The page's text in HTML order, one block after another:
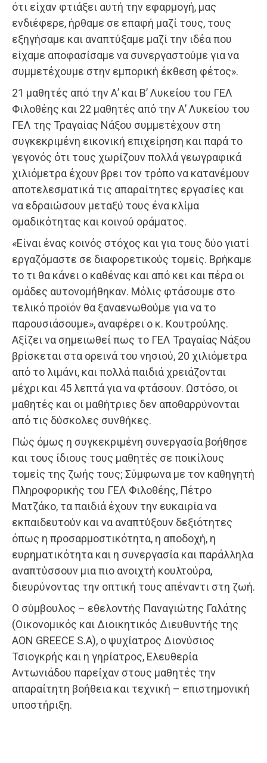
ότι είχαν φτιάξει αυτή την εφαρμογή, μας
ενδιέφερε, ήρθαμε σε επαφή μαζί τους, τους
εξηγήσαμε και αναπτύξαμε μαζί την ιδέα που
είχαμε αποφασίσαμε να συνεργαστούμε για να
συμμετέχουμε στην εμπορική έκθεση φέτος».
21 μαθητές από την Α’ και Β’ Λυκείου του ΓΕΛ
Φιλοθέης και 22 μαθητές από την Α’ Λυκείου του
ΓΕΛ της Τραγαίας Νάξου συμμετέχουν στη
συγκεκριμένη εικονική επιχείρηση και παρά το
γεγονός ότι τους χωρίζουν πολλά γεωγραφικά
χιλιόμετρα έχουν βρει τον τρόπο να κατανέμουν
αποτελεσματικά τις απαραίτητες εργασίες και
να εδραιώσουν μεταξύ τους ένα κλίμα
ομαδικότητας και κοινού οράματος.
«Είναι ένας κοινός στόχος και για τους δύο γιατί
εργαζόμαστε σε διαφορετικούς τομείς. Βρήκαμε
το τι θα κάνει ο καθένας και από κει και πέρα οι
ομάδες αυτονομήθηκαν. Μόλις φτάσουμε στο
τελικό προϊόν θα ξαναενωθούμε για να το
παρουσιάσουμε», αναφέρει ο κ. Κουτρούλης.
Aξίζει να σημειωθεί πως το ΓΕΛ Τραγαίας Νάξου
βρίσκεται στα ορεινά του νησιού, 20 χιλιόμετρα
από το λιμάνι, και πολλά παιδιά χρειάζονται
μέχρι και 45 λεπτά για να φτάσουν. Ωστόσο, οι
μαθητές και οι μαθήτριες δεν αποθαρρύνονται
από τις δύσκολες συνθήκες.
Πώς όμως η συγκεκριμένη συνεργασία βοήθησε
και τους ίδιους τους μαθητές σε ποικίλους
τομείς της ζωής τους; Σύμφωνα με τον καθηγητή
Πληροφορικής του ΓΕΛ Φιλοθέης, Πέτρο
Ματζάκο, τα παιδιά έχουν την ευκαιρία να
εκπαιδευτούν και να αναπτύξουν δεξιότητες
όπως η προσαρμοστικότητα, η αποδοχή, η
ευρηματικότητα και η συνεργασία και παράλληλα
αναπτύσσουν μια πιο ανοιχτή κουλτούρα,
διευρύνοντας την οπτική τους απέναντι στη ζωή.
Ο σύμβουλος – εθελοντής Παναγιώτης Γαλάτης
(Οικονομικός και Διοικητικός Διευθυντής της
AON GREECE S.A), ο ψυχίατρος Διονύσιος
Τσιογκρής και η γηρίατρος, Ελευθερία
Αντωνιάδου παρείχαν στους μαθητές την
απαραίτητη βοήθεια και τεχνική – επιστημονική
υποστήριξη.